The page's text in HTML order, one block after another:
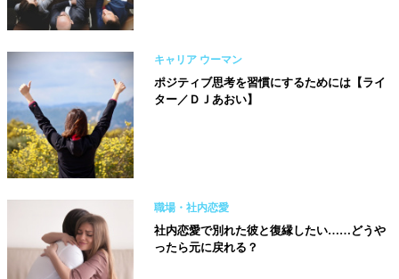
キャリア ウーマン
ポジティブ思考を習慣にするためには【ライ
ター／ＤＪあおい】
職場・社内恋愛
社内恋愛で別れた彼と復縁したい……どうや
ったら元に戻れる？